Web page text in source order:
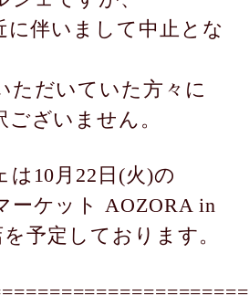
に伴いまして中止とな
ただいていた方々に
ざいません。
は10月22日(火)の
ーケット AOZORA in
予定しております。